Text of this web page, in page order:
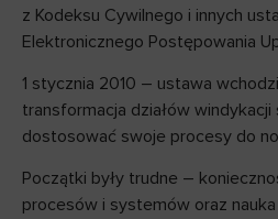
z Kodeksu Cywilnego i innych
Elektronicznego Postępowania
1 stycznia 2010 – ustawa
transformacja działów
dostosować swoje procesy do
Początki były trudne –
procesów i systemów oraz